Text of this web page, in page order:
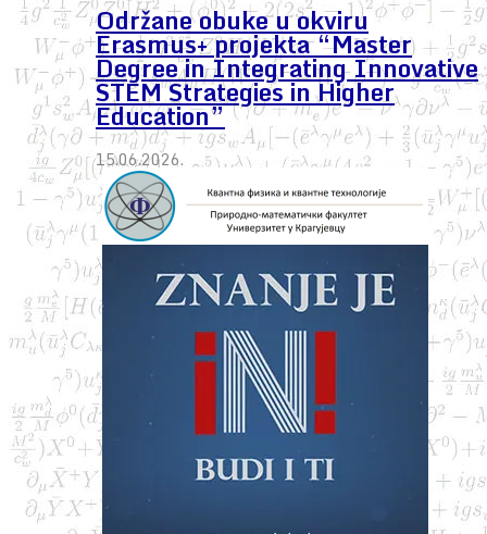
Održane obuke u okviru
Erasmus+ projekta “Master
Degree in Integrating Innovative
STEM Strategies in Higher
Education”
15.06.2026.